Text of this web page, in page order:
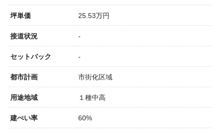
坪単価 25.53万円
接道状況 -
セットバック -
都市計画 市街化区域
用途地域 １種中高
建ぺい率 60%